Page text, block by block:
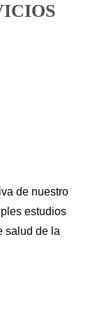
de nuestro
estudios
salud de la